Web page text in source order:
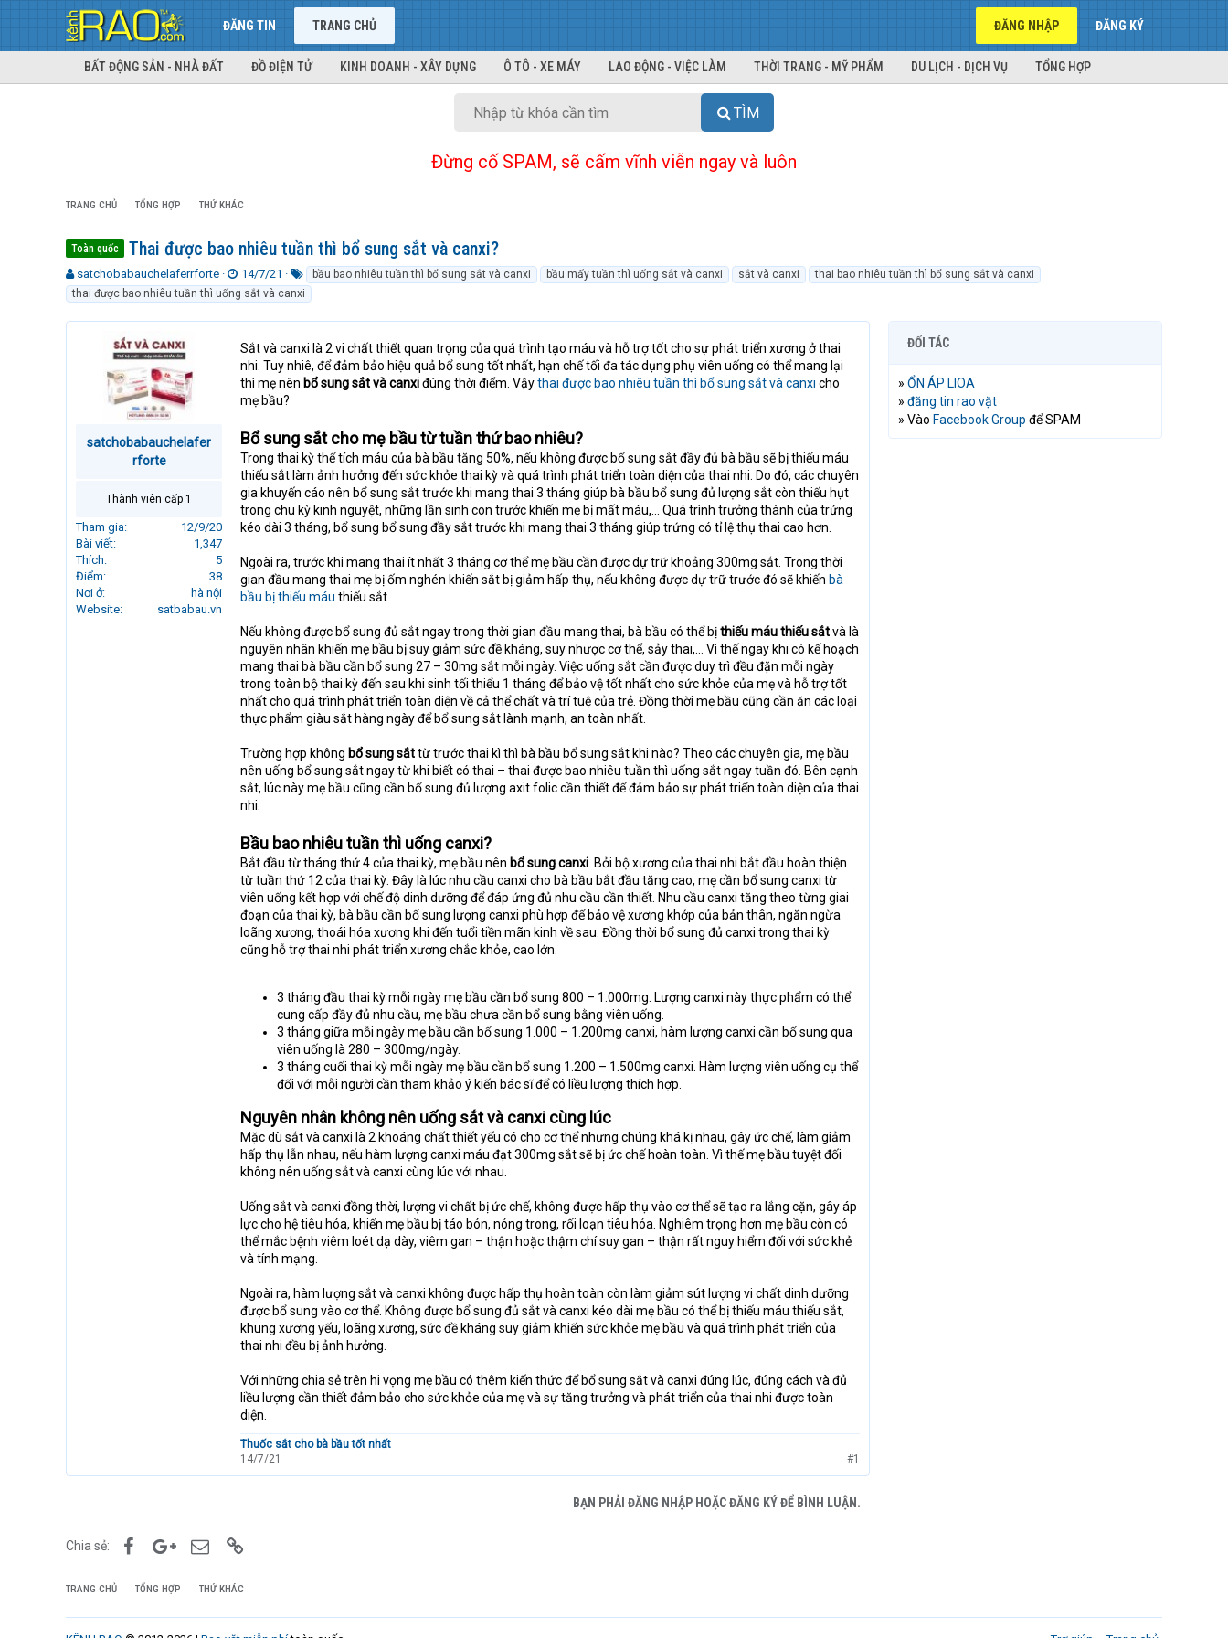
ĐĂNG TIN TRANG CHỦ ĐĂNG NHẬP ĐĂNG KÝ
BẤT ĐỘNG SẢN - NHÀ ĐẤT ĐỒ ĐIỆN TỬ KINH DOANH - XÂY DỰNG Ô TÔ - XE MÁY LAO ĐỘNG - VIỆC LÀM THỜI TRANG - MỸ PHẨM DU LỊCH - DỊCH VỤ TỔNG HỢP
TÌM
Đừng cố SPAM, sẽ cấm vĩnh viễn ngay và luôn
TRANG CHỦ TỔNG HỢP THỨ KHÁC
Toàn quốc Thai được bao nhiêu tuần thì bổ sung sắt và canxi?
T
h
r
e
satchobabauchelaferrforte
N
g
à
y
ử
i
14/7/21
ừ
k
h
a
bầu bao nhiêu tuần thì bổ sung sắt và canxi bầu mấy tuần thì uống sắt và canxi sắt và canxi
thai bao nhiêu tuần thì bổ sung sắt và canxi
thai được bao nhiêu tuần thì uống sắt và canxi
satchobabauchelafer
rforte
Thành viên cấp 1
Tham gia
12/9/20
Bài viết
1,347
Thích
5
Điểm
38
Nơi ở
hà nội
Website
satbabau.vn
Sắt và canxi là 2 vi chất thiết quan trọng của quá trình tạo máu và hỗ trợ tốt cho sự phát triển xương ở thai
nhi. Tuy nhiê, để đảm bảo hiệu quả bổ sung tốt nhất, hạn chế tối đa tác dụng phụ viên uống có thể mang lại
thì mẹ nên bổ sung sắt và canxiđúng thời điểm. Vậythai được bao nhiêu tuần thì bổ sung sắt và canxi cho
mẹ bầu?
Bổ sung sắt cho mẹ bầu từ tuần thứ bao nhiêu?
Trong thai kỳ thể tích máu của bà bầu tăng 50%, nếu không được bổ sung sắt đầy đủ bà bầu sẽ bị thiếu máu
thiếu sắt làm ảnh hưởng đến sức khỏe thai kỳ và quá trình phát triển toàn diện của thai nhi. Do đó, các chuyên
gia khuyến cáo nên bổ sung sắt trước khi mang thai 3 tháng giúp bà bầu bổ sung đủ lượng sắt còn thiếu hụt
trong chu kỳ kinh nguyệt, những lần sinh con trước khiến mẹ bị mất máu,… Quá trình trưởng thành của trứng
kéo dài 3 tháng, bổ sung bổ sung đầy sắt trước khi mang thai 3 tháng giúp trứng có tỉ lệ thụ thai cao hơn.
Ngoài ra, trước khi mang thai ít nhất 3 tháng cơ thể mẹ bầu cần được dự trữ khoảng 300mg sắt. Trong thời
gian đầu mang thai mẹ bị ốm nghén khiến sắt bị giảm hấp thụ, nếu không được dự trữ trước đó sẽ khiến bà
bầu bị thiếu máu thiếu sắt.
Nếu không được bổ sung đủ sắt ngay trong thời gian đầu mang thai, bà bầu có thể bịthiếu máu thiếu sắtvà là
nguyên nhân khiến mẹ bầu bị suy giảm sức đề kháng, suy nhược cơ thể, sảy thai,… Vì thế ngay khi có kế hoạch
mang thai bà bầu cần bổ sung 27 – 30mg sắt mỗi ngày. Việc uống sắt cần được duy trì đều đặn mỗi ngày
trong toàn bộ thai kỳ đến sau khi sinh tối thiểu 1 tháng để bảo vệ tốt nhất cho sức khỏe của mẹ và hỗ trợ tốt
nhất cho quá trình phát triển toàn diện về cả thể chất và trí tuệ của trẻ. Đồng thời mẹ bầu cũng cần ăn các loại
thực phẩm giàu sắt hàng ngày để bổ sung sắt lành mạnh, an toàn nhất.
Trường hợp không bổ sung sắttừ trước thai kì thì bà bầu bổ sung sắt khi nào? Theo các chuyên gia, mẹ bầu
nên uống bổ sung sắt ngay từ khi biết có thai – thai được bao nhiêu tuần thì uống sắt ngay tuần đó. Bên cạnh
sắt, lúc này mẹ bầu cũng cần bổ sung đủ lượng axit folic cần thiết để đảm bảo sự phát triển toàn diện của thai
nhi.
Bầu bao nhiêu tuần thì uống canxi?
Bắt đầu từ tháng thứ 4 của thai kỳ, mẹ bầu nên bổ sung canxi . Bởi bộ xương của thai nhi bắt đầu hoàn thiện
từ tuần thứ 12 của thai kỳ. Đây là lúc nhu cầu canxi cho bà bầu bắt đầu tăng cao, mẹ cần bổ sung canxi từ
viên uống kết hợp với chế độ dinh dưỡng để đáp ứng đủ nhu cầu cần thiết. Nhu cầu canxi tăng theo từng giai
đoạn của thai kỳ, bà bầu cần bổ sung lượng canxi phù hợp để bảo vệ xương khớp của bản thân, ngăn ngừa
loãng xương, thoái hóa xương khi đến tuổi tiền mãn kinh về sau. Đồng thời bổ sung đủ canxi trong thai kỳ
cũng hỗ trợ thai nhi phát triển xương chắc khỏe, cao lớn.
3 tháng đầu thai kỳ mỗi ngày mẹ bầu cần bổ sung 800 – 1.000mg. Lượng canxi này thực phẩm có thể
cung cấp đầy đủ nhu cầu, mẹ bầu chưa cần bổ sung bằng viên uống.
3 tháng giữa mỗi ngày mẹ bầu cần bổ sung 1.000 – 1.200mg canxi, hàm lượng canxi cần bổ sung qua
viên uống là 280 – 300mg/ngày.
3 tháng cuối thai kỳ mỗi ngày mẹ bầu cần bổ sung 1.200 – 1.500mg canxi. Hàm lượng viên uống cụ thể
đối với mỗi người cần tham khảo ý kiến bác sĩ để có liều lượng thích hợp.
Nguyên nhân không nên uống sắt và canxi cùng lúc
Mặc dù sắt và canxi là 2 khoáng chất thiết yếu có cho cơ thể nhưng chúng khá kị nhau, gây ức chế, làm giảm
hấp thụ lẫn nhau, nếu hàm lượng canxi máu đạt 300mg sắt sẽ bị ức chế hoàn toàn. Vì thế mẹ bầu tuyệt đối
không nên uống sắt và canxi cùng lúc với nhau.
Uống sắt và canxi đồng thời, lượng vi chất bị ức chế, không được hấp thụ vào cơ thể sẽ tạo ra lắng cặn, gây áp
lực cho hệ tiêu hóa, khiến mẹ bầu bị táo bón, nóng trong, rối loạn tiêu hóa. Nghiêm trọng hơn mẹ bầu còn có
thể mắc bệnh viêm loét dạ dày, viêm gan – thận hoặc thậm chí suy gan – thận rất nguy hiểm đối với sức khẻ
và tính mạng.
Ngoài ra, hàm lượng sắt và canxi không được hấp thụ hoàn toàn còn làm giảm sút lượng vi chất dinh dưỡng
được bổ sung vào cơ thể. Không được bổ sung đủ sắt và canxi kéo dài mẹ bầu có thể bị thiếu máu thiếu sắt,
khung xương yếu, loãng xương, sức đề kháng suy giảm khiến sức khỏe mẹ bầu và quá trình phát triển của
thai nhi đều bị ảnh hưởng.
Với những chia sẻ trên hi vọng mẹ bầu có thêm kiến thức để bổ sung sắt và canxi đúng lúc, đúng cách và đủ
liều lượng cần thiết đảm bảo cho sức khỏe của mẹ và sự tăng trưởng và phát triển của thai nhi được toàn
diện.
Thuốc sắt cho bà bầu tốt nhất
14/7/21
#1
BẠN PHẢI ĐĂNG NHẬP HOẶC ĐĂNG KÝ ĐỂ BÌNH LUẬN.
Chia sẻ: FacebookGoogle+Email
ĐỐI TÁC
» ỔN ÁP LIOA
» đăng tin rao vặt
» Vào Facebook Group để SPAM
TRANG CHỦ TỔNG HỢP THỨ KHÁC